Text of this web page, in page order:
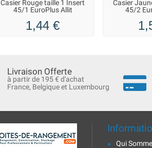
Casier Rouge taille 1 Insert
45/1 EuroPlus Allit
1,44 €
Casier
45/2
Livraison Offerte
à partir de 195 € d'achat
France, Belgique et Luxembourg
Qui